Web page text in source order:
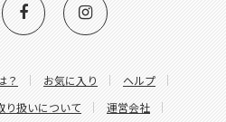
？ お気に入り
ヘルプ
り扱いについて 運営会社